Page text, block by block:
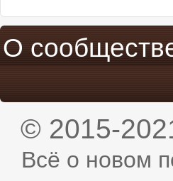
О
© 2015-
Всё о новом